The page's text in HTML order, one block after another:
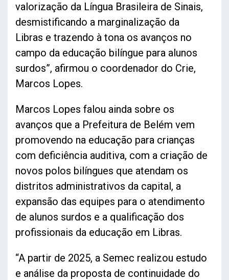
valorização da Língua Brasileira de Sinais,
desmistificando a marginalização da
Libras e trazendo à tona os avanços no
campo da educação bilíngue para alunos
surdos”, afirmou o coordenador do Crie,
Marcos Lopes.
Marcos Lopes falou ainda sobre os
avanços que a Prefeitura de Belém vem
promovendo na educação para crianças
com deficiência auditiva, com a criação de
novos polos bilíngues que atendam os
distritos administrativos da capital, a
expansão das equipes para o atendimento
de alunos surdos e a qualificação dos
profissionais da educação em Libras.
“A partir de 2025, a Semec realizou estudo
e análise da proposta de continuidade do